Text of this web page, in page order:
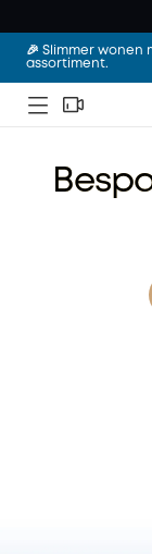
🎉 Slimmer
assortiment.